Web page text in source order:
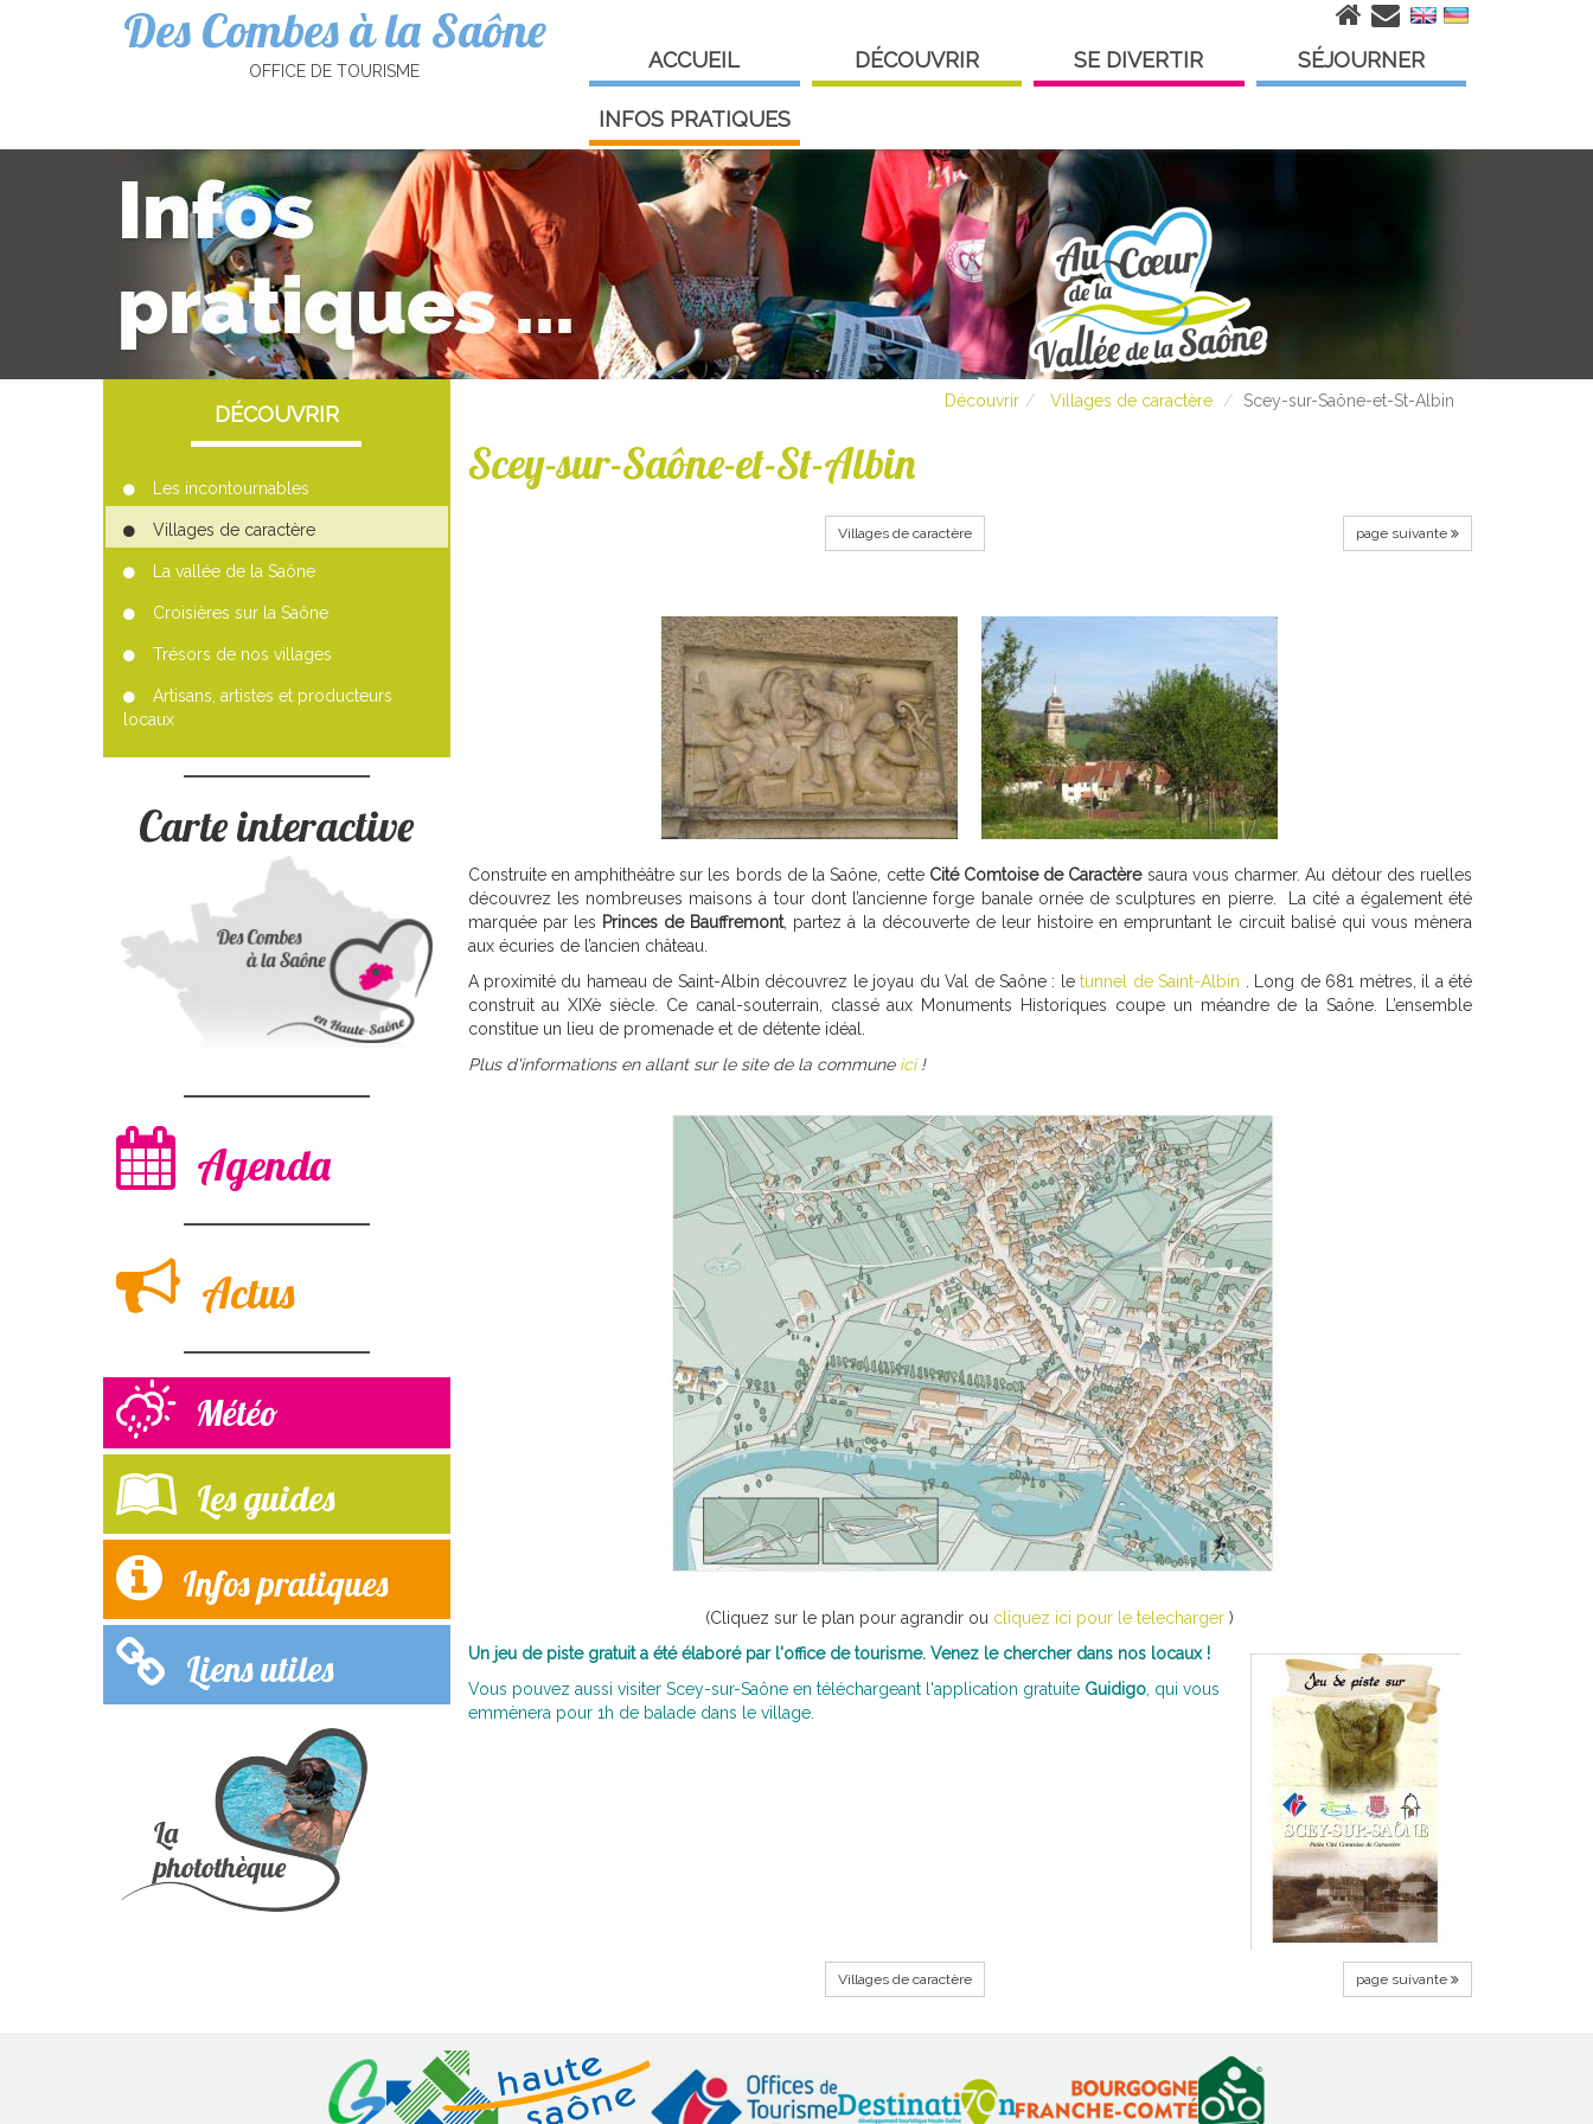
Des Combes à la Saône
OFFICE DE TOURISME ACCUEIL DÉCOUVRIR SE DIVERTIR SÉJOURNER
INFOS PRATIQUES
Découvrir Villages de caractère Scey-sur-Saône-et-St-Albin
Scey-sur-Saône-et-St-Albin
Villages de caractère page suivante
Construite en amphithéâtre sur les bords de la Saône, cette Cité Comtoise de Caractèresaura vous charmer. Au détour des ruelles
découvrez les nombreuses maisons à tour dont l’ancienne forge banale ornée de sculptures en pierre. La cité a également été
marquée par les Princes de Bauffremont, partez à la découverte de leur histoire en empruntant le circuit balisé qui vous mènera
aux écuries de l’ancien château.
A proximité du hameau de Saint-Albin découvrez le joyau du Val de Saône : letunnel de Saint-Albin . Long de 681 mètres, il a été
construit au XIXè siècle. Ce canal-souterrain, classé aux Monuments Historiques coupe un méandre de la Saône. L’ensemble
constitue un lieu de promenade et de détente idéal.
Plus d'informations en allant sur le site de la communeici!
(Cliquez sur le plan pour agrandir ou cliquez ici pour le telecharger )
Un jeu de piste gratuit a été élaboré par l'office de tourisme. Venez le chercher dans nos locaux !
Vous pouvez aussi visiter Scey-sur-Saône en téléchargeant l'application gratuite Guidigo, qui vous
emmènera pour 1h de balade dans le village.
Villages de caractère page suivante
DÉCOUVRIR
Les incontournables
Villages de caractère
La vallée de la Saône
Croisières sur la Saône
Trésors de nos villages
Artisans, artistes et producteurs
locaux
Carte interactive
Agenda
Actus
Météo
Les guides
Infos pratiques
Liens utiles
Cookies management panel